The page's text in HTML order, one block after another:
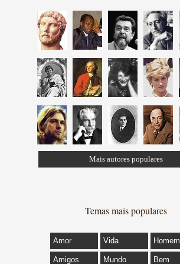
Mais autores populares
Temas mais populares
Amor Vida Homem
Amigos Mundo Bem